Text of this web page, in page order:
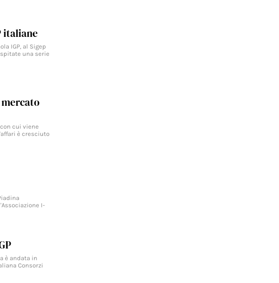
italiane
IGP, al Sigep
una serie
mercato
cui viene
è cresciuto
I-
è andata in
Consorzi